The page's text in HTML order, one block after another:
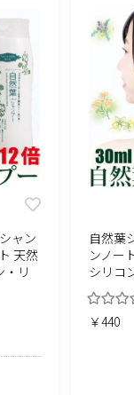
ャン
天然
・リ
自然葉
ンノー
シリコ
￥440